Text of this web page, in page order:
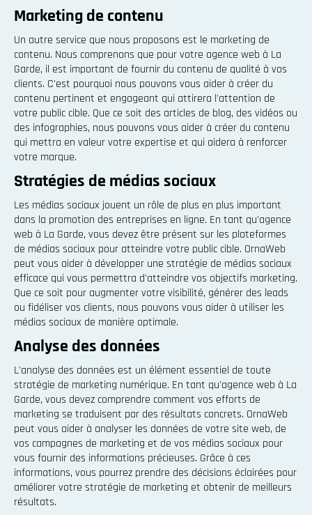
Marketing de contenu
Un autre service que nous proposons est le marketing de
contenu. Nous comprenons que pour votre agence web à La
Garde, il est important de fournir du contenu de qualité à vos
clients. C'est pourquoi nous pouvons vous aider à créer du
contenu pertinent et engageant qui attirera l'attention de
votre public cible. Que ce soit des articles de blog, des vidéos ou
des infographies, nous pouvons vous aider à créer du contenu
qui mettra en valeur votre expertise et qui aidera à renforcer
votre marque.
Stratégies de médias sociaux
Les médias sociaux jouent un rôle de plus en plus important
dans la promotion des entreprises en ligne. En tant qu'agence
web à La Garde, vous devez être présent sur les plateformes
de médias sociaux pour atteindre votre public cible. OrnaWeb
peut vous aider à développer une stratégie de médias sociaux
efficace qui vous permettra d'atteindre vos objectifs marketing.
Que ce soit pour augmenter votre visibilité, générer des leads
ou fidéliser vos clients, nous pouvons vous aider à utiliser les
médias sociaux de manière optimale.
Analyse des données
L'analyse des données est un élément essentiel de toute
stratégie de marketing numérique. En tant qu'agence web à La
Garde, vous devez comprendre comment vos efforts de
marketing se traduisent par des résultats concrets. OrnaWeb
peut vous aider à analyser les données de votre site web, de
vos campagnes de marketing et de vos médias sociaux pour
vous fournir des informations précieuses. Grâce à ces
informations, vous pourrez prendre des décisions éclairées pour
améliorer votre stratégie de marketing et obtenir de meilleurs
résultats.